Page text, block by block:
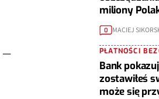
—
miliony
0 MACIEJ
PŁATNOŚCI
Bank
zostawiłeś
może się